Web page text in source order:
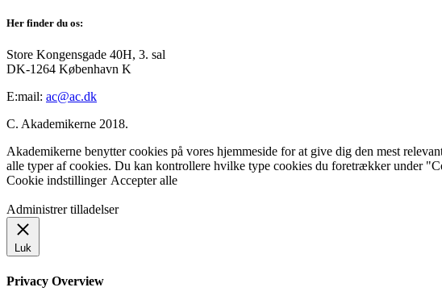
Her finder du os:
Store Kongensgade 40H, 3. sal
DK-1264 København K
E:mail: ac@ac.dk
C. Akademikerne 2018.
Akademikerne benytter cookies på vores hjemmeside for at give dig den mest
alle typer af cookies. Du kan kontrollere hvilke type cookies du foretrækker under
Cookie indstillinger Accepter alle
Administrer tilladelser
Luk
Privacy Overview